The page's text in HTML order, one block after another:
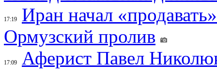
17:19
Иран начал
Ормузский пролив
17:09
Аферист Павел